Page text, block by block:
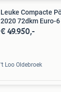
Leuke Compacte
2020 72dkm Euro-6
€ 49.950,-
't Loo Oldebroek